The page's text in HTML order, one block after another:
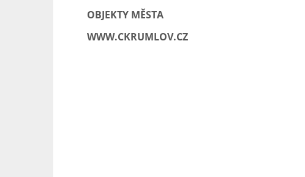
OBJEKTY MĚSTA
WWW.CKRUMLOV.CZ